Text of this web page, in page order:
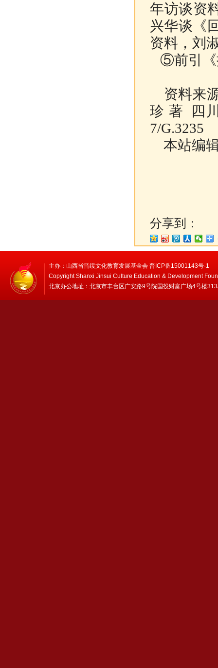
年访谈资
兴华谈《
资料，刘
⑤前引《
资料来
珍 著 四
7/G.3235
本站编
分享到：
主办：山西省晋绥文化教育发展基金会 晋ICP备15001143号-1
Copyright Shanxi Jinsui Culture Education & Development
北京办公地址：北京市丰台区广安路9号院国投财富广场4号楼